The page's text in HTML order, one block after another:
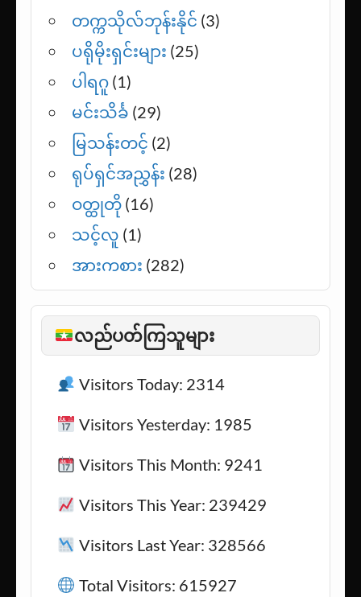
တက္ကသိုလ်ဘုန်းနိုင် (3)
ပရိုမိုးရှင်းများ (25)
ပါရဂူ (1)
မင်းသိင်္ခ (29)
မြသန်းတင့် (2)
ရုပ်ရှင်အညွှန်း (28)
ဝတ္ထုတို (16)
သင့်လူ (1)
အားကစား (282)
လည်ပတ်ကြသူများ
Visitors Today: 2314
Visitors Yesterday: 1985
Visitors This Month: 9241
Visitors This Year: 239429
Visitors Last Year: 328566
Total Visitors: 615927